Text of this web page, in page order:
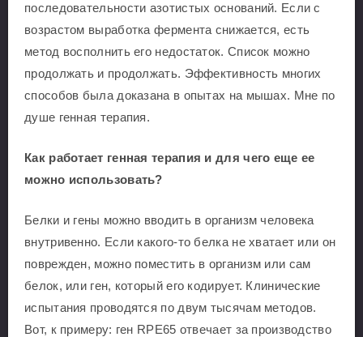
последовательности азотистых оснований. Если с
возрастом выработка фермента снижается, есть
метод восполнить его недостаток. Список можно
продолжать и продолжать. Эффективность многих
способов была доказана в опытах на мышах. Мне по
душе генная терапия.
Как работает генная терапия и для чего еще ее
можно использовать?
Белки и гены можно вводить в организм человека
внутривенно. Если какого-то белка не хватает или он
поврежден, можно поместить в организм или сам
белок, или ген, который его кодирует. Клинические
испытания проводятся по двум тысячам методов.
Вот, к примеру: ген RPE65 отвечает за производство